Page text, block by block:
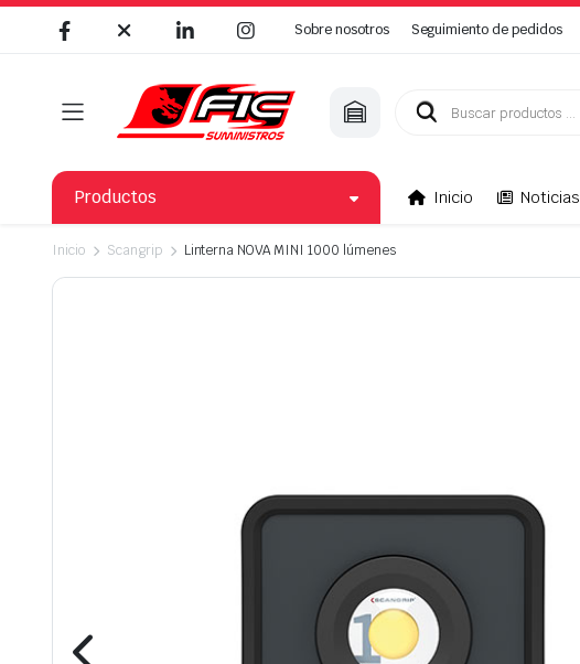
Sobre nosotros Seguimiento de pedidos
Búsqueda
Productos Inicio Noticias
Inicio Scangrip Linterna NOVA MINI 1000 lúmenes